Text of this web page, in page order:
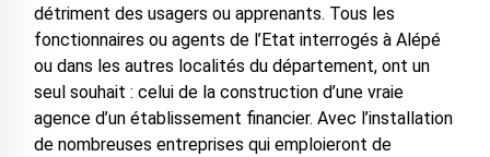
détriment des usagers ou apprenants. Tous les
fonctionnaires ou agents de l’Etat interrogés à Alépé
ou dans les autres localités du département, ont un
seul souhait : celui de la construction d’une vraie
agence d’un établissement financier. Avec l’installation
de nombreuses entreprises qui emploieront de